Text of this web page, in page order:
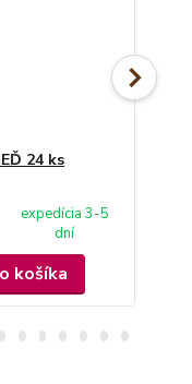
24 ks
expedícia 3-5
dní
košíka